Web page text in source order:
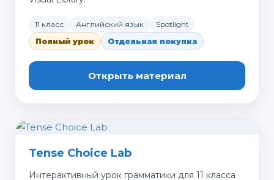
11 класс Английский язык
Spotlight
Полный урок
Отдельная покупка
Открыть материал
Tense Choice Lab
Интерактивный урок грамматики для 11 класса